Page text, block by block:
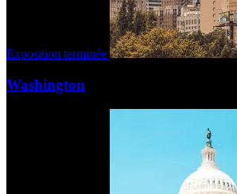
Exposition terminée
Washington